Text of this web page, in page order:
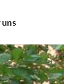
uns